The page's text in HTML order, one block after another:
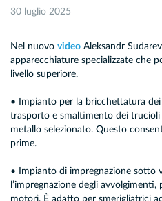
30 luglio 2025
Nel nuovo video Aleksandr
apparecchiature specializzate che
livello superiore.
• Impianto per la bricchettatura
trasporto e smaltimento dei
metallo selezionato. Questo
prime.
• Impianto di impregnazione sotto
l’impregnazione degli
motori. È adatto per smerigliatrici